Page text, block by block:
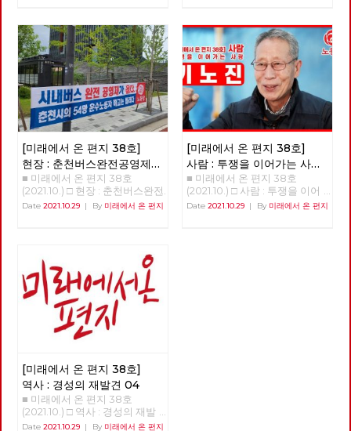
향한 정치적 무기로서 노동당의
강화와 확대에 조금이나마 도움
이 되기를 바라며, 복간 후 여섯
번째 편지를 띄웁니다. [미래에
서 온 편지] 편집위원회 김석정
나도원 안보영 이용규 적야 정상
천 현린 [제목을 누르면 내용을
볼 수 있습니다] □ 편지를 띄우
며 □ 기획 : 2022년 대통령 선거
의 의미와 과제 □ 이슈 : 11기 대
표단 선거와 대선 정책 토론 □
특집 : 지역 순환 경제, '밑에서부
터의 대항' □ 정세 : 생태 위기는
자본주의의 위기다 □ 세계
: 인도 케랄라주의 21세 여성 시
기노진 □ 역사 : 경성의 재발견
04 □ 도서 : 장애학 : 과거, 현재,
미래 □ 영화: 웅장한 화면을 가
득 채우는 감정의 체험, 듄 □ 사
진 : 레드 어워드라는 붉은 선물
하지만 진보정당을 비난하지 않
는 것과 대조된다. 20년을 넘게
욕먹어 가면서 진보정당 한다고
자신의 돈과 시간 써가며 진보정
당을 지킨 사람들에게 전망의 부
재와 분열이라는 말을 쉽게 하면
안 된다. 정당 밖에서 수수방관
할 때 우리는 내부에서도 싸우고
선거에도 출마하며 진보정치란
이런 것이라며 버티고 지켜왔다.
진보정당 내부투쟁에서도, 민주
당이라는 가짜 진보와의 외부투
쟁에서도 도와주지 않던 사람들
이 진보정당이 하나가 되어야 한
다고 말할 때에도 동의가 되지
에서 지역이 이에 대항하기 위해
서는 지속 가능한, 경제적 생명
력이 있는 방안으로 대항해야 한
다. 그런 면에서도 지역순환경제
는 글로벌화에 대한 대안이다.
무엇보다 중요한 건 지역순환경
제는 지역이 자주적, 자치적 측
면에서 지역의 경제와 사회를 편
성하고 기획하는 운동이다. 관료
다는 것이다. 한국의 지역 경제
는 피폐해져 있다 구체적으로
얘기하면, 지역 경제가 피폐해져
있다. 지역 경제를 떠받칠 동력
이 모두 지역 밖으로 유출되는
상황이다. 서울을 제외하면 거의
의, 기후 중립 등에 대한 논의가
진행되고 있다. 그런 주장들이
지금의 생태 위기 극복을 위해
경제 시스템 또는 경제 운용 원
리의 커다란 변화가 필요하다는
것을 전제로 해서 나온 것이라고
할 수 있고 각각이 상당한 고민
의 결과이면서 나름의 사상적인
배경들도 가지고 있다고 보인다.
주류 경제학은 생산 요소를 노
동과 자본, 부존 자원으로 추상
적으로 파악하고 시장경제의 균
형 체계를 수립한 다음에 역시
추상적인 가치물인 화폐와 금융
을 가지고서 경기 변동과 거시
화폐와 가치의 흐름과 병행하여
자본주의 경제를 설명하는 이론
의 핵심에서 파악하려고 노력한
것은 카를 마르크스 경제학의 중
요한 공로다. 이 글에서는 자본
주의 위기 이론에 기초를 둔 생
태사회주의와 물질 대사 이론에
기와 같은 생태 환경의 위기로
인한 체제 전환의 가능성을 생각
해 보면서 최근 정부의 기후 위
기 대응 움직임에 대하여 검토해
보려고 한다. 철저한 마르크스
되었는가? 정호영(노동당 국제
연대재건 트로이카 세계마당[1])
아리얀 시장 취임 사진 . 2020년
12월 2020년 12월 인도에서 21살
의 여성 아리얀 라젠드라이 인도
에서 가장 젊은 시장이 되었다
[2]..[3] 한국으로 치면 21살의 여
성이 서울시장이 된 것이다. 한
국의 좌파정당이 지방자치 관련
한 정책들을 내려면 그 규모와
인구로 판단해볼 때에는 가장 좋
은 사례는 케랄라이다.[4]. 케랄
라의 면적과 인구는 38, 863
km² 3400만명. 대한민국의 면
적과 인구는 100,201 km² 인구
[미래에서 온 편지 38호]
현장 : 춘천버스완전공영제를
향한 여정과 과제
■ 미래에서 온 편지 38호
(2021.10.) □ 현장 : 춘천버스완전
공영제를 향한 여정과 과제 춘천
협의회 위원장 1998년 버스노
동자 한분이 민주노총 춘천지부
사무실로 당시 지부장이었던 나
를 찾아왔다. 버스의 노동 환경
을 바꾸고 싶다는 거였다. 그러
기 위해서는 지금의 어용노조가
아닌 민주노조로 조직을 변경하
고 싶다는 거였고 우리는 힘을
였다. 그리고 춘천시의 유일한
버스회사의 파산 57년의 춘천시
의 독점 자본이고 토호 세력인
시내버스 경영진은 부패와 방만
경영, 공무원들에 도덕적 헤이로
Date 2021.10.29 | By 미래에서 온 편지
[미래에서 온 편지 38호]
사람 : 투쟁을 이어가는 사람
‘기노진’
■ 미래에서 온 편지 38호
(2021.10.) □ 사람 : 투쟁을 이어
가는 사람 - 기노진 길거리에서
Date 2021.10.29| By 미래에서 온 편지
[미래에서 온 편지 38호]
역사 : 경성의 재발견 04
■ 미래에서 온 편지 38호
(2021.10.) □ 역사 : 경성의 재발
견 04 >>>>>>>>> 업로드 준비
Date 2021.10.29 | By 미래에서 온 편지